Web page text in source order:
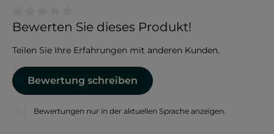
Durchschnittliche Bewertung von 0 von 5 Sternen
Bewerten Sie dieses Produkt!
Teilen Sie Ihre Erfahrungen mit anderen Kunden.
Bewertung schreiben
Bewertungen nur in der aktuellen Sprache anzeigen.